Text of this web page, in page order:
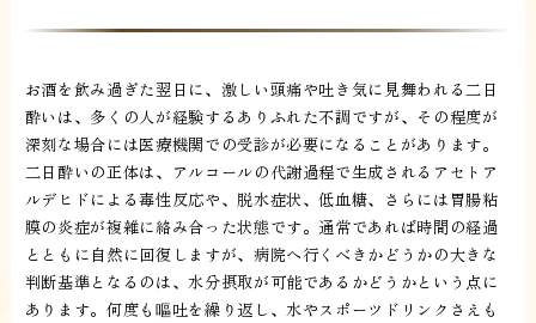
お酒を飲み過ぎた翌日に、激しい頭痛や吐き気に見舞われる二日
酔いは、多くの人が経験するありふれた不調ですが、その程度が
深刻な場合には医療機関での受診が必要になることがあります。
二日酔いの正体は、アルコールの代謝過程で生成されるアセトア
ルデヒドによる毒性反応や、脱水症状、低血糖、さらには胃腸粘
膜の炎症が複雑に絡み合った状態です。通常であれば時間の経過
とともに自然に回復しますが、病院へ行くべきかどうかの大きな
判断基準となるのは、水分摂取が可能であるかどうかという点に
あります。何度も嘔吐を繰り返し、水やスポーツドリンクさえも